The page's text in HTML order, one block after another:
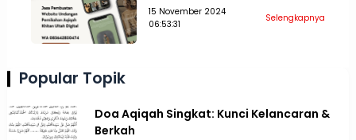
15 November 2024
06:53:31
Selengkapnya
Popular Topik
Doa Aqiqah Singkat: Kunci Kelancaran &
Berkah